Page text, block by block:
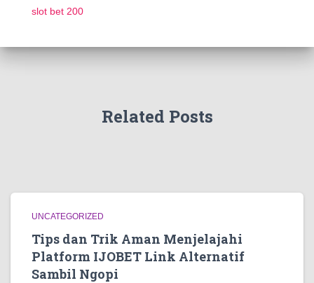
slot bet 200
Related Posts
UNCATEGORIZED
Tips dan Trik Aman Menjelajahi
Platform IJOBET Link Alternatif
Sambil Ngopi